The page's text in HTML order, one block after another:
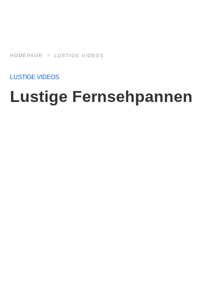
HOMEPAGE LUSTIGE VIDEOS
LUSTIGE VIDEOS
Lustige Fernsehpannen